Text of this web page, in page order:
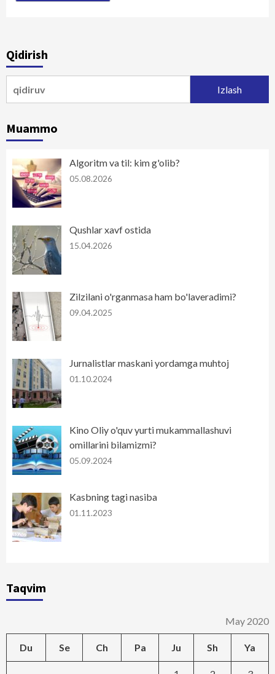
Qidirish
Muammo
Algoritm va til: kim g'olib?
05.08.2026
Qushlar xavf ostida
15.04.2026
Zilzilani o'rganmasa ham bo'laveradimi?
09.04.2025
Jurnalistlar maskani yordamga muhtoj
01.10.2024
Kino Oliy o'quv yurti mukammallashuvi
omillarini bilamizmi?
05.09.2024
Kasbning tagi nasiba
01.11.2023
Taqvim
May 2020
Du Se Ch Pa Ju Sh Ya